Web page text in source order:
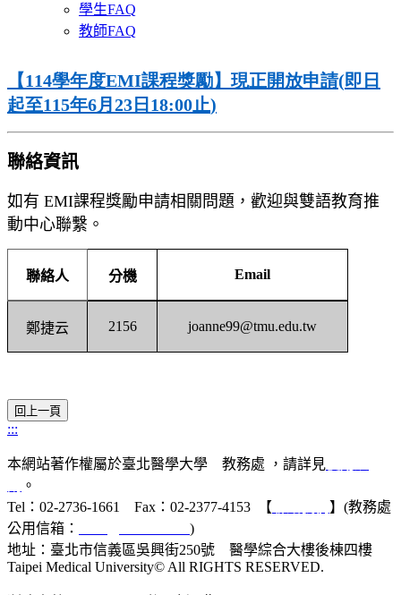
學生FAQ
教師FAQ
【114學年度EMI課程獎勵】現正開放申請(即日
起至115年6月 23 日 18:00止)
聯絡資訊
如有 EMI課程獎勵申請相關問題，歡迎與雙語教育推
動中心聯繫。
聯絡人 分機 Email
鄭捷云 2156 joanne99@tmu.edu.tw
:::
本網站著作權屬於臺北醫學大學 教務處 ，請詳見
。
Tel：02-2736-1661 Fax：02-2377-4153 【
】(教務處
公用信箱：
)
地址：臺北市信義區吳興街250號 醫學綜合大樓後棟四樓
Taipei Medical University© All RIGHTS RESERVED.